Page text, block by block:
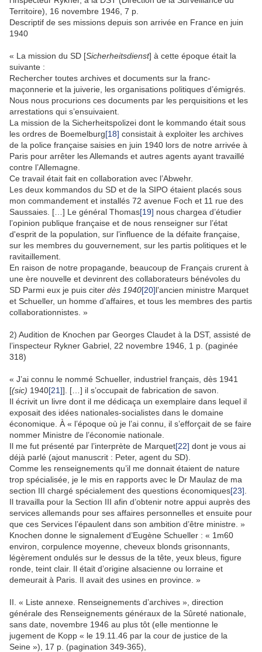
Territoire), 16 novembre 1946, 7 p.
Descriptif de ses missions depuis son arrivée en France en juin
1940
« La mission du SD [Sicherheitsdienst] à cette époque était la
suivante :
Rechercher toutes archives et documents sur la franc-
maçonnerie et la juiverie, les organisations politiques d’émigrés.
Nous nous procurions ces documents par les perquisitions et les
arrestations qui s’ensuivaient.
La mission de la Sicherheitspolizei dont le kommando était sous
les ordres de Boemelburg[18] consistait à exploiter les archives
de la police française saisies en juin 1940 lors de notre arrivée à
Paris pour arrêter les Allemands et autres agents ayant travaillé
contre l’Allemagne.
Ce travail était fait en collaboration avec l’Abwehr.
Les deux kommandos du SD et de la SIPO étaient placés sous
mon commandement et installés 72 avenue Foch et 11 rue des
Saussaies. […] Le général Thomas[19] nous chargea d’étudier
l’opinion publique française et de nous renseigner sur l’état
d'esprit de la population, sur l’influence de la défaite française,
sur les membres du gouvernement, sur les partis politiques et le
ravitaillement.
En raison de notre propagande, beaucoup de Français crurent à
une ère nouvelle et devinrent des collaborateurs bénévoles du
SD Parmi eux je puis citer dès 1940[20]l’ancien ministre Marquet
et Schueller, un homme d’affaires, et tous les membres des partis
collaborationnistes. »
2) Audition de Knochen par Georges Claudet à la DST, assisté de
l’inspecteur Rykner Gabriel, 22 novembre 1946, 1 p. (paginée
318)
« J’ai connu le nommé Schueller, industriel français, dès 1941
[(sic) 1940[21]]. […] il s’occupait de fabrication de savon.
Il écrivit un livre dont il me dédicaça un exemplaire dans lequel il
exposait des idées nationales-socialistes dans le domaine
économique. À « l’époque où je l’ai connu, il s’efforçait de se faire
nommer Ministre de l’économie nationale.
Il me fut présenté par l’interprète de Marquet[22] dont je vous ai
déjà parlé (ajout manuscrit : Peter, agent du SD).
Comme les renseignements qu’il me donnait étaient de nature
trop spécialisée, je le mis en rapports avec le Dr Maulaz de ma
section III chargé spécialement des questions économiques[23]
Il travailla pour la Section III afin d’obtenir notre appui auprès des
services allemands pour ses affaires personnelles et ensuite pour
que ces Services l’épaulent dans son ambition d’être ministre. »
Knochen donne le signalement d’Eugène Schueller : « 1m60
environ, corpulence moyenne, cheveux blonds grisonnants,
légèrement ondulés sur le dessus de la tête, yeux bleus, figure
ronde, teint clair. Il était d’origine alsacienne ou lorraine et
demeurait à Paris. Il avait des usines en province. »
II. « Liste annexe. Renseignements d’archives », direction
générale des Renseignements généraux de la Sûreté nationale,
sans date, novembre 1946 au plus tôt (elle mentionne le
jugement de Kopp « le 19.11.46 par la cour de justice de la
Seine »), 17 p. (pagination 349-365),